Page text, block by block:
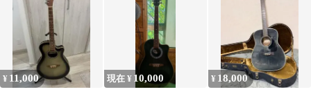
¥ 11,000 現在 ¥ 10,000 ¥ 18,000